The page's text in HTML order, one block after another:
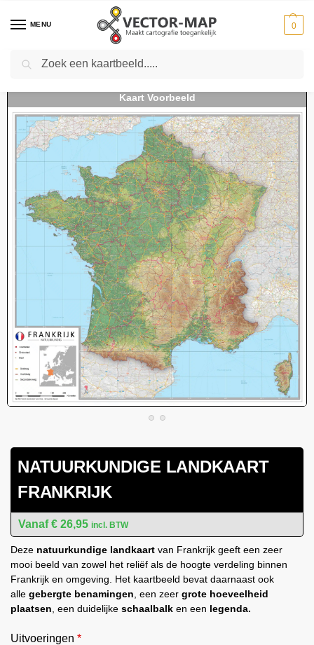
MENU 0
Home Kaarten - Landkaarten
NATUURKUNDIGE LANDKAART
FRANKRIJK
€ 26,95 incl. BTW
Deze natuurkundige landkaart van Frankrijk geeft een zeer
mooi beeld van zowel het reliëf als de hoogte verdeling binnen
Frankrijk en omgeving. Het kaartbeeld bevat daarnaast ook
alle gebergte benamingen , een zeer grote hoeveelheid
plaatsen , een duidelijke schaalbalk en een legenda.
Uitvoeringen *